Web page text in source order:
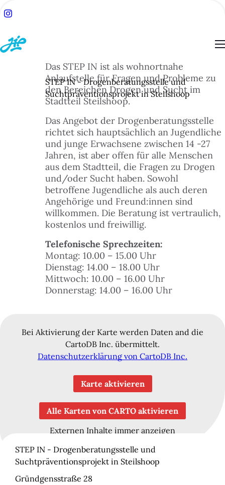
SUCHE
DU HILFE
& MITMACHEN
& DANACH
& KULTUR
STEP IN - Drogenberatungsstelle und
Suchtpräventionsprojekt in Steilshoop
Das STEP IN ist als wohnortnahe
Anlaufstelle für Fragen und Probleme zu
den Bereichen Drogen und Sucht im
Stadtteil Steilshoop.
Das Angebot der Drogenberatungsstelle
richtet sich hauptsächlich an Jugendliche
und junge Erwachsene zwischen 14 -27
Jahren, ist aber offen für alle Menschen
aus dem Stadtteil, die Fragen zu Drogen
und/oder Sucht haben. Sowohl
betroffene Jugendliche als auch deren
Angehörige und Freund:innen sind
willkommen. Die Beratung ist vertraulich,
kostenlos und freiwillig.
Telefonische Sprechzeiten:
Montag: 10.00 – 15.00 Uhr
Dienstag: 14.00 – 18.00 Uhr
Mittwoch: 10.00 – 16.00 Uhr
Donnerstag: 14.00 – 16.00 Uhr
Bei Aktivierung der Karte werden Daten and die
CartoDB Inc. übermittelt.
Datenschutzerklärung von CartoDB Inc.
Karte aktivieren
Alle Karten von CARTO aktivieren
Externen Inhalte immer anzeigen
STEP IN - Drogenberatungsstelle und
Suchtpräventionsprojekt in Steilshoop
Gründgensstraße 28